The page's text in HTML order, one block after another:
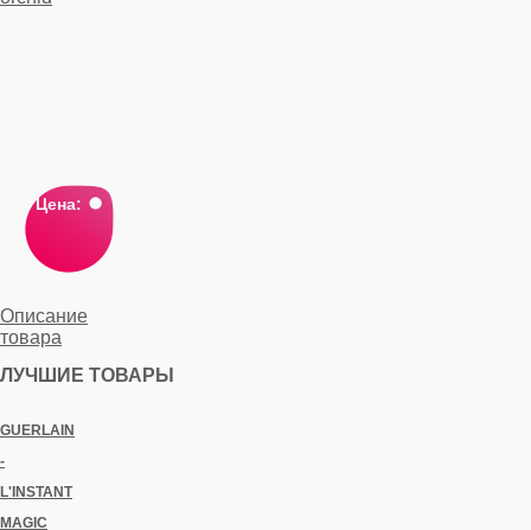
Цена:
Описание
товара
ЛУЧШИЕ ТОВАРЫ
GUERLAIN
-
L'INSTANT
MAGIC